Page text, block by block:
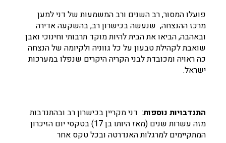
פועלו המסור, רב השנים ורב המשמעות של דני למען
מרכז ההנצחה, שנעשה בכישרון רב, בהשקעה אדירה
ובאהבה, הביאו את הבית להיות מוקד תרבותי וחינוכי ואבן
שואבת לקהילת טבעון על כל גווניה ולקיומה של הנצחה
כה ראויה ומכובדת לבני הקריה היקרים שנפלו במערכות
ישראל.
התנדבויות נוספות: דני מקריין בכישרון רב ובהתנדבות
מזה עשרות שנים (מאז היותו בן 17) בטקסי יום הזיכרון
המתקיימים למרגלות האנדרטה ובכל טקס אחר